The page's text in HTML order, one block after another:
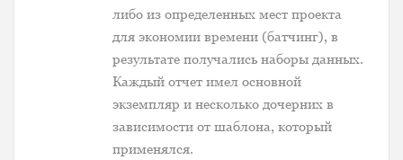
либо из определенных мест проекта
для экономии времени (батчинг), в
результате получались наборы данных.
Каждый отчет имел основной
экземпляр и несколько дочерних в
зависимости от шаблона, который
применялся.